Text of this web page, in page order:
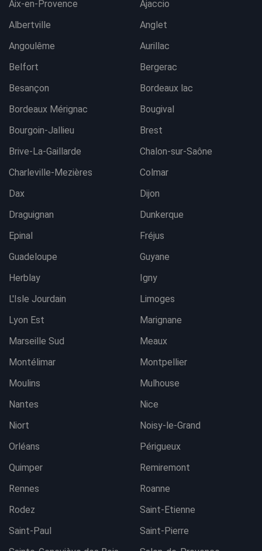
Aix-en-Provence
Ajaccio
Albertville
Anglet
Angoulême
Aurillac
Belfort
Bergerac
Besançon
Bordeaux lac
Bordeaux Mérignac
Bougival
Bourgoin-Jallieu
Brest
Brive-La-Gaillarde
Chalon-sur-Saône
Charleville-Mezières
Colmar
Dax
Dijon
Draguignan
Dunkerque
Epinal
Fréjus
Guadeloupe
Guyane
Herblay
Igny
L'Isle Jourdain
Limoges
Lyon Est
Marignane
Marseille Sud
Meaux
Montélimar
Montpellier
Moulins
Mulhouse
Nantes
Nice
Niort
Noisy-le-Grand
Orléans
Périgueux
Quimper
Remiremont
Rennes
Roanne
Rodez
Saint-Etienne
Saint-Paul
Saint-Pierre